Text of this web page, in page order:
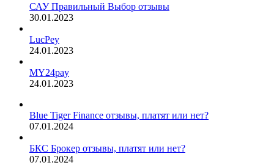
САУ Правильный Выбор отзывы
30.01.2023
LucPey
24.01.2023
MY24pay
24.01.2023
Blue Tiger Finance отзывы, платят или нет?
07.01.2024
БКС Брокер отзывы, платят или нет?
07.01.2024